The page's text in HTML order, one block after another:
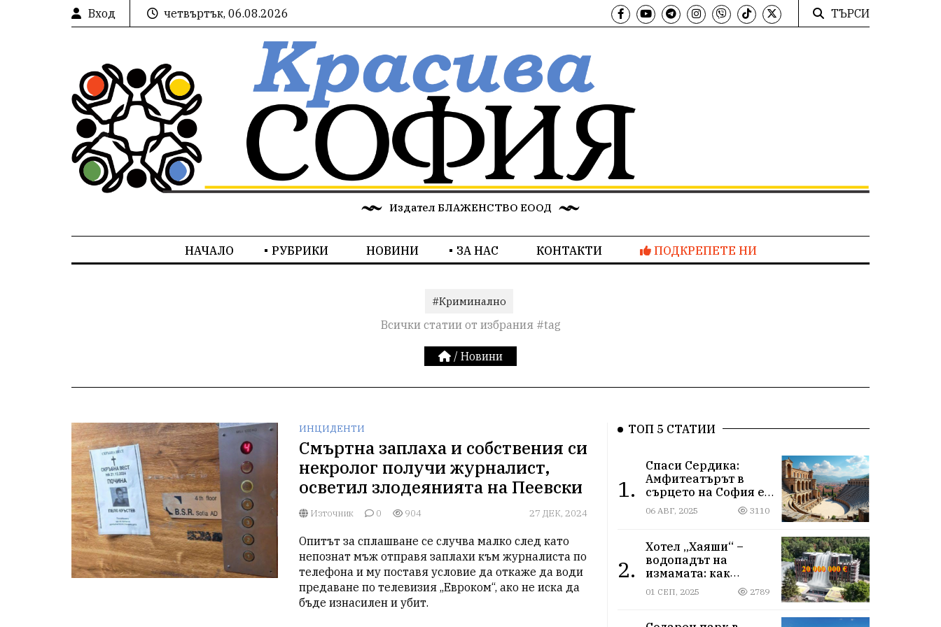
Вход четвъртък, 06.08.2026 ТЪРСИ
Издател БЛАЖЕНСТВО ЕООД
НАЧАЛО РУБРИКИ НОВИНИ ЗА НАС КОНТАКТИ ПОДКРЕПЕТЕ НИ
#Криминално
Всички статии от избрания #tag
/ Новини
ИНЦИДЕНТИ
Смъртна заплаха и собствения си
некролог получи журналист,
осветил злодеянията на Пеевски
Източник 0 904 27 ДЕК, 2024
Опитът за сплашване се случва малко след като
непознат мъж отправя заплахи към журналиста по
телефона и му поставя условие да откаже да води
предаване по телевизия „Евроком“, ако не иска да
бъде изнасилен и убит.
ТОП 5 СТАТИИ
1.
Спаси Сердика:
Амфитеатърът в
сърцето на София е
на ръба да изчезне
06 АВГ, 2025 3110
2.
Хотел „Хаяши“ –
водопадът на
измамата: как
държавна заплата
ражда империя за
01 СЕП, 2025 2789